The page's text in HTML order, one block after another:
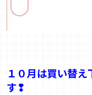
１０月は買い替
す❢